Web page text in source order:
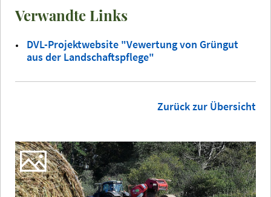
Verwandte Links
DVL-Projektwebsite "Vewertung von Grüngut
aus der Landschaftspflege"
Zurück zur Übersicht